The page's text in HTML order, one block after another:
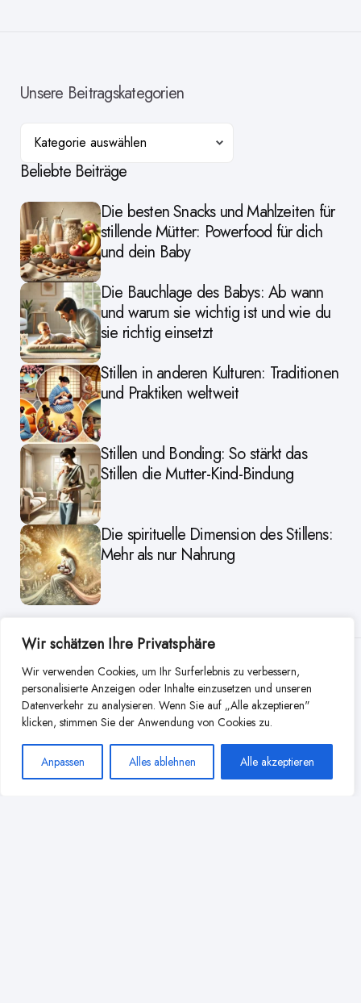
Wir schätzen Ihre Privatsphäre
Wir verwenden Cookies, um Ihr Surferlebnis zu verbessern,
personalisierte Anzeigen oder Inhalte einzusetzen und unseren
Datenverkehr zu analysieren. Wenn Sie auf „Alle akzeptieren"
klicken, stimmen Sie der Anwendung von Cookies zu.
Anpassen Alles ablehnen Alle akzeptieren
Unsere Beitragskategorien
Beliebte Beiträge
Die besten Snacks und Mahlzeiten für
stillende Mütter: Powerfood für dich
und dein Baby
Die Bauchlage des Babys: Ab wann
und warum sie wichtig ist und wie du
sie richtig einsetzt
Stillen in anderen Kulturen: Traditionen
und Praktiken weltweit
Stillen und Bonding: So stärkt das
Stillen die Mutter-Kind-Bindung
Die spirituelle Dimension des Stillens:
Mehr als nur Nahrung
Weitere Beiträge aus dieser
Kategorie